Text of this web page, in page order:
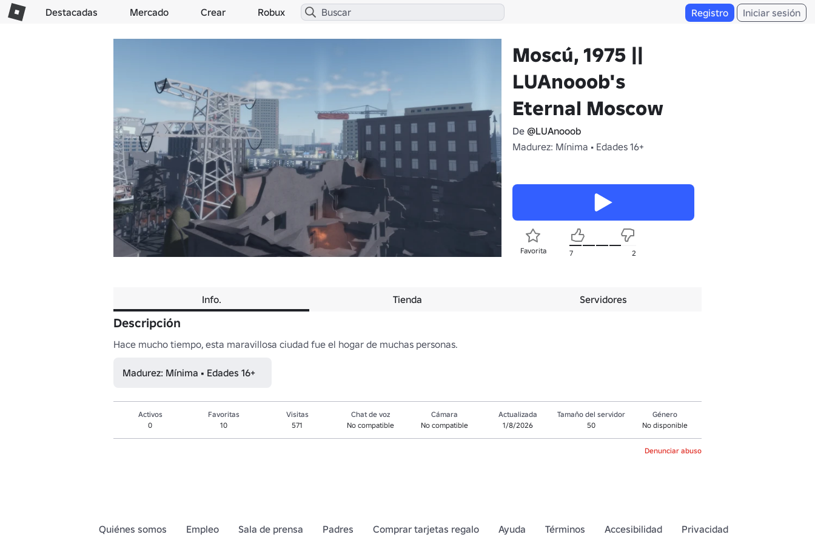
Destacadas Mercado Crear Robux Registro Iniciar sesión
Moscú, 1975 ||
LUAnooob's
Eternal Moscow
De @LUAnooob
Madurez: Mínima • Edades 16+
Favorita 7 2
Info. Tienda Servidores
Descripción
Hace mucho tiempo, esta maravillosa ciudad fue el hogar de muchas personas.
Madurez: Mínima • Edades 16+
Activos
0
Favoritas
10
Visitas
571
Chat de voz
No compatible
Cámara
No compatible
Actualizada
1/8/2026
Tamaño del servidor
50
Género
No disponible
Denunciar abuso
Quiénes somos Empleo Sala de prensa Padres Comprar tarjetas regalo Ayuda Términos Accesibilidad Privacidad